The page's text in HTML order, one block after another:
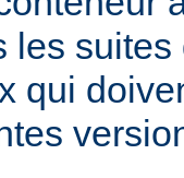
les
qui